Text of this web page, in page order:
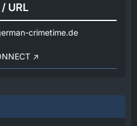
/ URL
crimetime.de